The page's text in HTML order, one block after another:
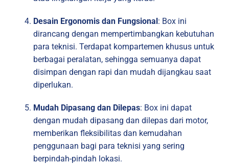
Desain Ergonomis dan Fungsional: Box ini
dirancang dengan mempertimbangkan kebutuhan
para teknisi. Terdapat kompartemen khusus untuk
berbagai peralatan, sehingga semuanya dapat
disimpan dengan rapi dan mudah dijangkau saat
diperlukan.
Mudah Dipasang dan Dilepas: Box ini dapat
dengan mudah dipasang dan dilepas dari motor,
memberikan fleksibilitas dan kemudahan
penggunaan bagi para teknisi yang sering
berpindah-pindah lokasi.